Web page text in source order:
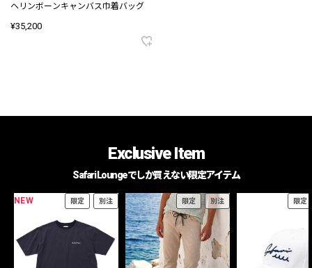
ヘリンボーンキャンバス巾着バッグ
¥35,200
Exclusive Item
Safari Loungeでしか買えない限定アイテム
NEW 限定 別注 限定 別注 限定